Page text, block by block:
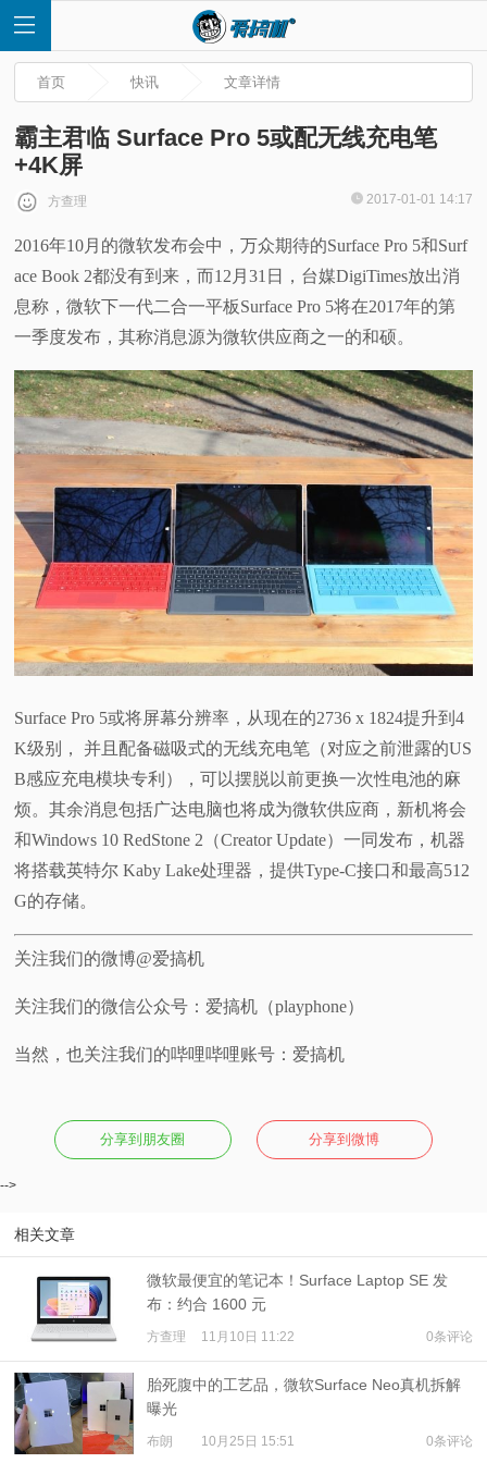
首
页
快
评
测
视
频
体
专
题
首页 快讯 文章详情
霸主君临 Surface Pro 5或配无线充电笔
+4K屏
方查理 2017-01-01 14:17
2016年10月的微软发布会中，万众期待的Surface Pro 5和Surf
ace Book 2都没有到来，而12月31日，台媒DigiTimes放出消
息称，微软下一代二合一平板Surface Pro 5将在2017年的第
一季度发布，其称消息源为微软供应商之一的和硕。
Surface Pro 5或将屏幕分辨率，从现在的2736 x 1824提升到4
K级别， 并且配备磁吸式的无线充电笔（对应之前泄露的US
B感应充电模块专利），可以摆脱以前更换一次性电池的麻
烦。其余消息包括广达电脑也将成为微软供应商，新机将会
和Windows 10 RedStone 2（Creator Update）一同发布，机器
将搭载英特尔 Kaby Lake处理器，提供Type-C接口和最高512
G的存储。
关注我们的微博@爱搞机
关注我们的微信公众号：爱搞机（playphone）
当然，也关注我们的哔哩哔哩账号：爱搞机
分享到朋友圈 分享到微博
-->
相关文章
微软最便宜的笔记本！Surface Laptop SE 发
布：约合 1600 元
方查理 11月10日 11:22 0条评论
胎死腹中的工艺品，​微软Surface Neo真机拆解
曝光
布朗 10月25日 15:51 0条评论